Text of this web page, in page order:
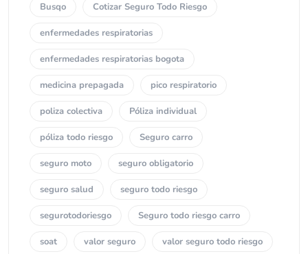
Busqo Cotizar Seguro Todo Riesgo
enfermedades respiratorias
enfermedades respiratorias bogota
medicina prepagada pico respiratorio
poliza colectiva Póliza individual
póliza todo riesgo Seguro carro
seguro moto seguro obligatorio
seguro salud seguro todo riesgo
segurotodoriesgo Seguro todo riesgo carro
soat valor seguro valor seguro todo riesgo